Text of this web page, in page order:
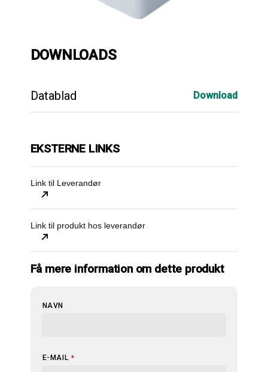
DOWNLOADS
Datablad Download
EKSTERNE LINKS
Link til Leverandør
Link til produkt hos leverandør
Få mere information om dette produkt
NAVN
E-MAIL *